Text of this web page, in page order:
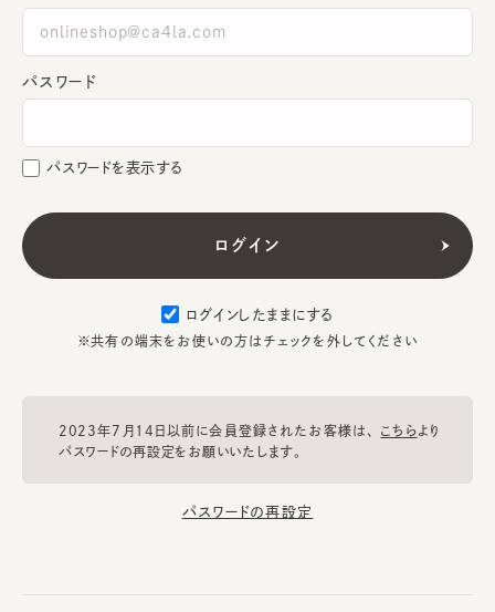
パスワード
パスワードを表示する
ログインしたままにする
※共有の端末をお使いの方はチェックを外してください
2023年7月14日以前に会員登録されたお客様は、 こちらより
パスワードの再設定をお願いいたします。
パスワードの再設定